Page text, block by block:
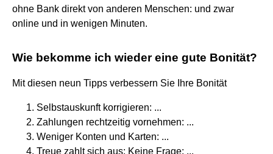
ohne Bank direkt von anderen Menschen: und zwar
online und in wenigen Minuten.
Wie bekomme ich wieder eine gute Bonität?
Mit diesen neun Tipps verbessern Sie Ihre Bonität
Selbstauskunft korrigieren: ...
Zahlungen rechtzeitig vornehmen: ...
Weniger Konten und Karten: ...
Treue zahlt sich aus: Keine Frage: ...